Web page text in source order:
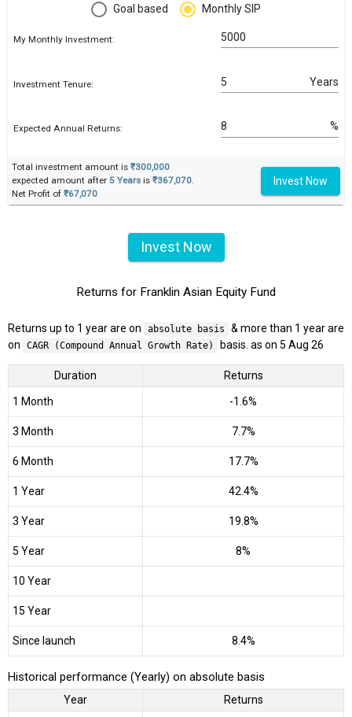
Goal based Monthly SIP
My Monthly Investment:
Investment Tenure: Years
Expected Annual Returns: %
Total investment amount is ₹300,000
expected amount after 5 Years is ₹367,070.
Net Profit of ₹67,070
Invest Now
Invest Now
Returns for Franklin Asian Equity Fund
Returns up to 1 year are on absolute basis
& more than 1 year are
on
CAGR (Compound Annual Growth Rate) basis. as on 5 Aug 26
Duration Returns
1 Month -1.6%
3 Month 7.7%
6 Month 17.7%
1 Year 42.4%
3 Year 19.8%
5 Year 8%
10 Year
15 Year
Since launch 8.4%
Historical performance (Yearly) on absolute basis
Year Returns